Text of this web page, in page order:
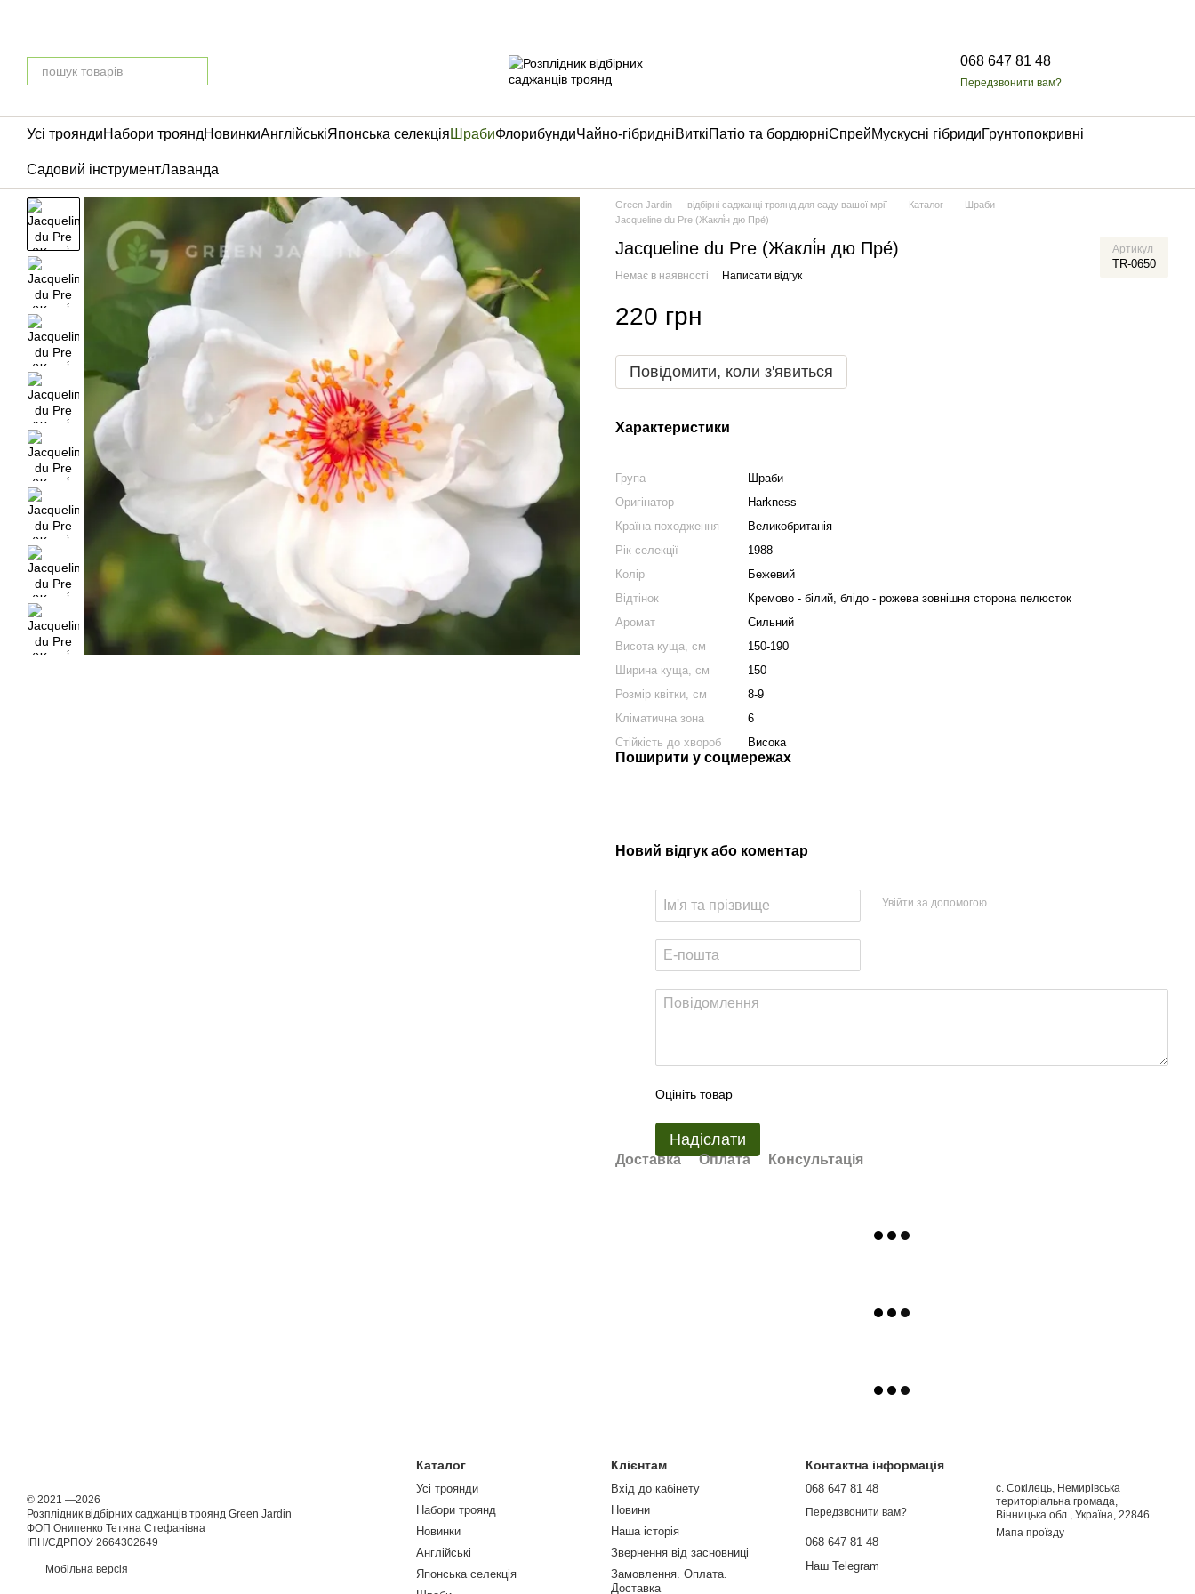
068 647 81 48
Передзвонити вам?
Усі трояндиНабори трояндНовинкиАнглійськіЯпонська селекція ШрабиФлорибундиЧайно-гібридніВиткіПатіо та бордюрніСпрейМускусні гібридиГрунтопокривні
Садовий інструментЛаванда
Green Jardin — відбірні саджанці троянд для саду вашої мрії Каталог
Шраби
Jacqueline du Pre (Жаклі́н дю Пре́)
Jacqueline du Pre (Жаклі́н дю Пре́) Артикул
TR-0650
Немає в наявності Написати відгук
220 грн
Повідомити, коли з'явиться
Характеристики
Група
Шраби
Оригінатор
Harkness
Країна походження
Великобританія
Рік селекції
1988
Колір
Бежевий
Відтінок
Кремово - білий, блідо - рожева зовнішня сторона пелюсток
Аромат
Сильний
Висота куща, см
150-190
Ширина куща, см
150
Розмір квітки, см
8-9
Кліматична зона
6
Стійкість до хвороб
Висока
Поширити у соцмережах
Новий відгук або коментар
Увійти за допомогою
Оцініть товар
Надіслати
Доставка Оплата Консультація
© 2021 —2026
Розплідник відбірних саджанців троянд Green Jardin
ФОП Онипенко Тетяна Стефанівна
ІПН/ЄДРПОУ 2664302649
Мобільна версія
Каталог
Усі троянди
Набори троянд
Новинки
Англійські
Японська селекція
Клієнтам
Вхід до кабінету
Новини
Наша історія
Звернення від засновниці
Замовлення. Оплата.
Доставка
Контактна інформація
068 647 81 48
Передзвонити вам?
068 647 81 48
Наш Telegram
с. Сокілець, Немирівська
територіальна громада,
Вінницька обл., Україна, 22846
Мапа проїзду